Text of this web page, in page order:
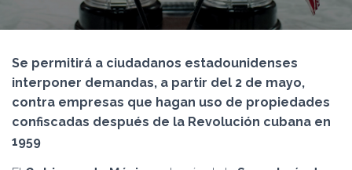
Ó
N
Se permitirá a ciudadanos estadounidenses
interponer demandas, a partir del 2 de mayo,
contra empresas que hagan uso de propiedades
confiscadas después de la Revolución cubana en
1959